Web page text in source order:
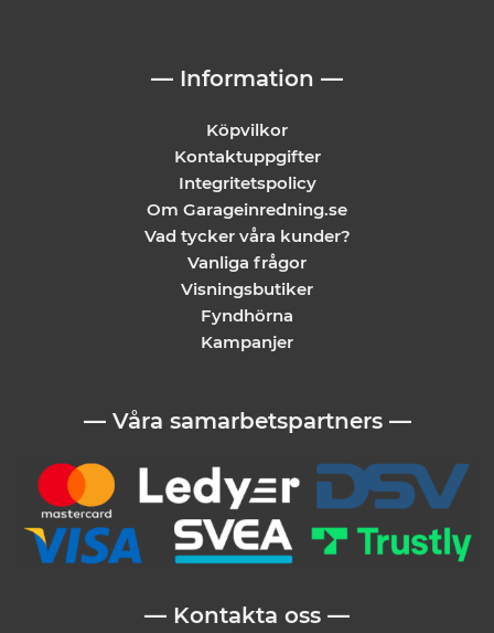
— Information —
Köpvilkor
Kontaktuppgifter
Integritetspolicy
Om Garageinredning.se
Vad tycker våra kunder?
Vanliga frågor
Visningsbutiker
Fyndhörna
Kampanjer
— Våra samarbetspartners —
— Kontakta oss —